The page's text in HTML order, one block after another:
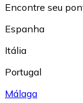
Encontre seu
Espanha
Itália
Portugal
Málaga